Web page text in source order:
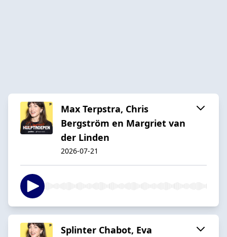
Max Terpstra, Chris
Bergström en Margriet van
der Linden
2026-07-21
Splinter Chabot, Eva